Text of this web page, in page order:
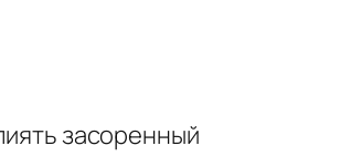
засоренный